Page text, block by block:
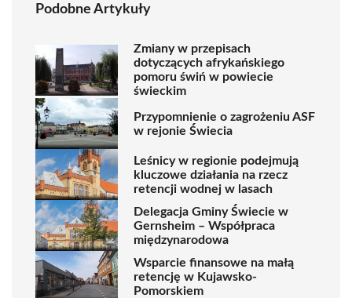
Podobne Artykuły
Zmiany w przepisach
dotyczących afrykańskiego
pomoru świń w powiecie
świeckim
Przypomnienie o zagrożeniu ASF
w rejonie Świecia
Leśnicy w regionie podejmują
kluczowe działania na rzecz
retencji wodnej w lasach
Delegacja Gminy Świecie w
Gernsheim – Współpraca
międzynarodowa
Wsparcie finansowe na małą
retencję w Kujawsko-
Pomorskiem